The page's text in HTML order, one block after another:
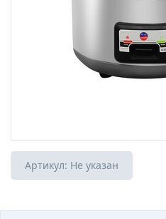
Артикул: Не указан